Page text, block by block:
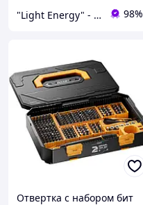
"Light Energy" - интернет-магазин 98%
Отвертка с набором бит